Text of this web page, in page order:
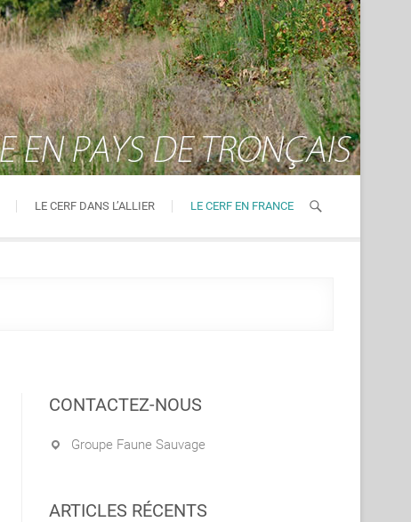
LE CERF DANS L’ALLIER LE CERF EN FRANCE
CONTACTEZ-NOUS
Groupe Faune Sauvage
ARTICLES RÉCENTS